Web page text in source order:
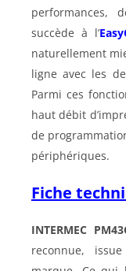
performances,
succède à l’
naturellement
ligne avec les
Parmi ces
haut débit
de
périphériques.
Fiche
INTERMEC
reconnue,